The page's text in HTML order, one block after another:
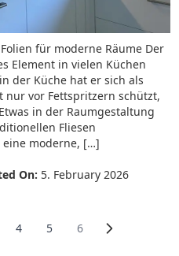
für moderne Räume Der
Element in vielen Küchen
der Küche hat er sich als
vor Fettspritzern schützt,
in der Raumgestaltung
Fliesen
eine moderne, […]
On: 5. February 2026
Seite
Seite
4 Seite
5 Seite
6